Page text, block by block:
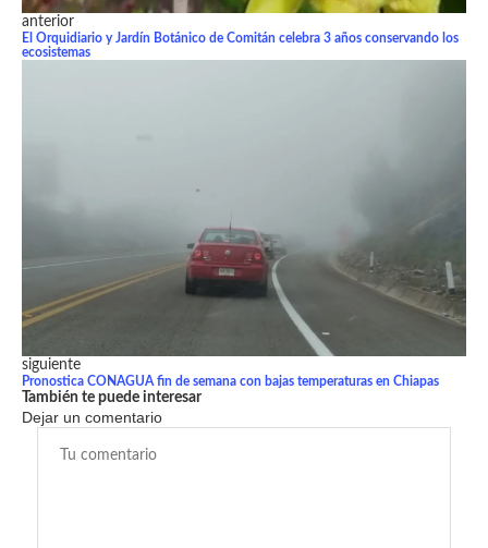
anterior
El Orquidiario y Jardín Botánico de Comitán celebra 3 años conservando los
ecosistemas
siguiente
Pronostica CONAGUA fin de semana con bajas temperaturas en Chiapas
También te puede interesar
Dejar un comentario